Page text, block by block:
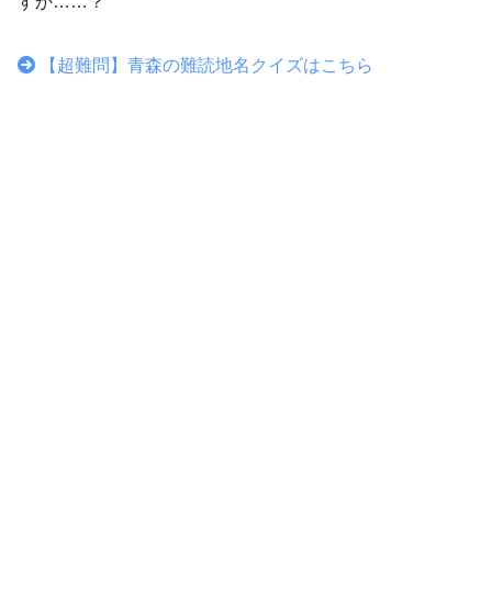
【超難問】青森の難読地名クイズはこちら